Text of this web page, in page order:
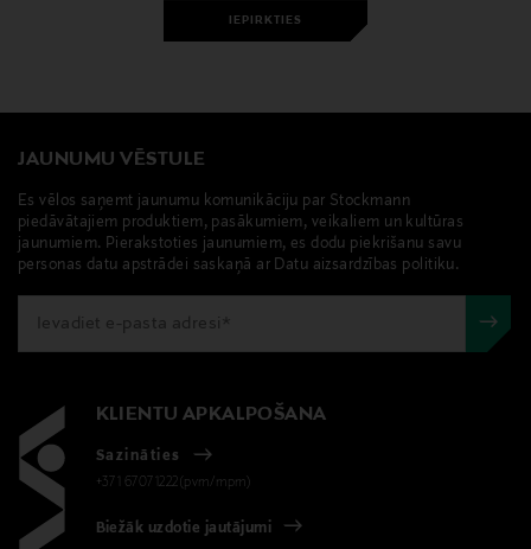
IEPIRKTIES
JAUNUMU VĒSTULE
Es vēlos saņemt jaunumu komunikāciju par Stockmann
piedāvātajiem produktiem, pasākumiem, veikaliem un kultūras
jaunumiem. Pierakstoties jaunumiem, es dodu piekrišanu savu
personas datu apstrādei saskaņā ar Datu aizsardzības politiku.
KLIENTU APKALPOŠANA
Sazināties
+371 67071222(pvm/mpm)
Biežāk uzdotie jautājumi